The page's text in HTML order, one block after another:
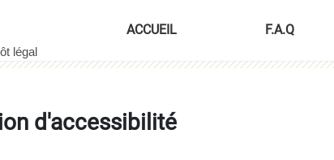
ACCUEIL F.A.Q
d'accessibilité